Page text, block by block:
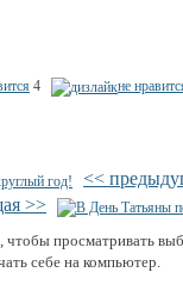
4 не
<<
>>
чтобы просматривать
себе на компьютер.